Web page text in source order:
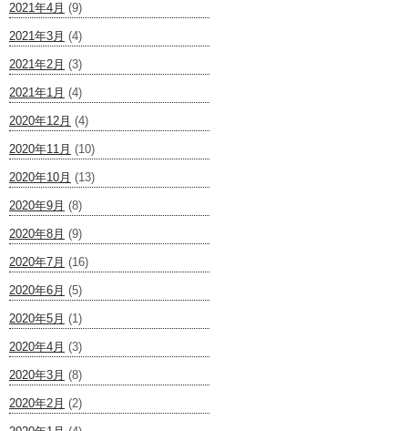
2021年4月 (9)
2021年3月 (4)
2021年2月 (3)
2021年1月 (4)
2020年12月 (4)
2020年11月 (10)
2020年10月 (13)
2020年9月 (8)
2020年8月 (9)
2020年7月 (16)
2020年6月 (5)
2020年5月 (1)
2020年4月 (3)
2020年3月 (8)
2020年2月 (2)